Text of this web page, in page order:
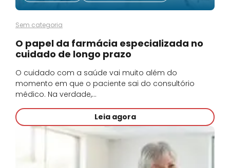
Sem categoria
O papel da farmácia especializada no
cuidado de longo prazo
O cuidado com a saúde vai muito além do
momento em que o paciente sai do consultório
médico. Na verdade,…
Leia agora